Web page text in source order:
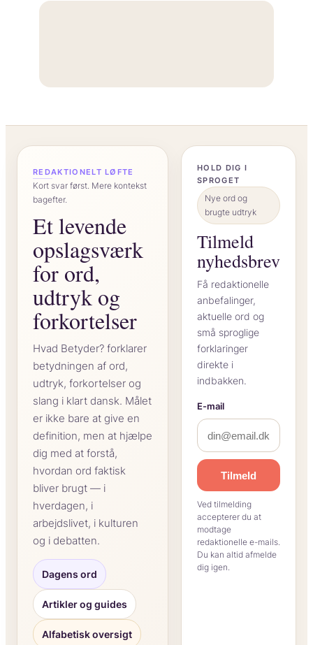
“
REDAKTIONELT LØFTE
Kort svar først. Mere kontekst
bagefter.
Et levende
opslagsværk
for ord,
udtryk og
forkortelser
Hvad Betyder? forklarer
betydningen af ord,
udtryk, forkortelser og
slang i klart dansk. Målet
er ikke bare at give en
definition, men at hjælpe
dig med at forstå,
hvordan ord faktisk
bliver brugt — i
hverdagen, i
arbejdslivet, i kulturen
og i debatten.
Dagens ord
Artikler og guides
Alfabetisk oversigt
HOLD DIG I
SPROGET
Nye ord og
brugte udtryk
Tilmeld
nyhedsbrev
Få redaktionelle
anbefalinger,
aktuelle ord og
små sproglige
forklaringer
direkte i
indbakken.
E-mail
Tilmeld
Ved tilmelding
accepterer du at
modtage
redaktionelle e-mails.
Du kan altid afmelde
dig igen.